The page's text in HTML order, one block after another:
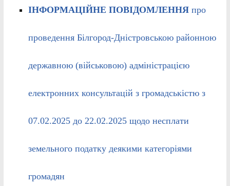
ІНФОРМАЦІЙНЕ ПОВІДОМЛЕННЯпро
проведення Білгород-Дністровською районною
державною (військовою) адміністрацією
електронних консультацій з громадськістю з
07.02.2025 до 22.02.2025 щодо несплати
земельного податку деякими категоріями
громадян